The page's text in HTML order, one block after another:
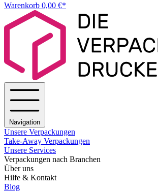
Warenkorb 0,00 €*
Navigation
Unsere Verpackungen
Take-Away Verpackungen
Unsere Services
Verpackungen nach Branchen
Über uns
Hilfe & Kontakt
Blog